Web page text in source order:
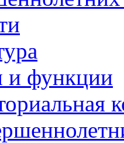
и функции